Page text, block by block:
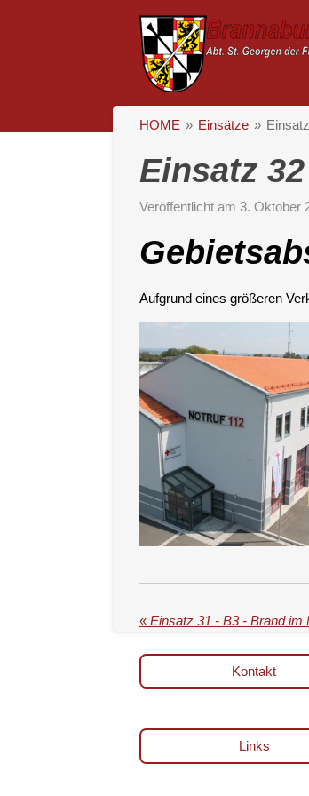
HOME » Einsätze »
Einsatz
Veröffentlicht am 3. Oktober
Aufgrund eines größeren
« Einsatz 31 - B3 - Brand im
Kontakt
Links